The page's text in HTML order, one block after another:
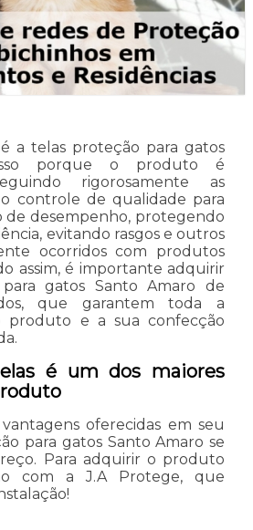
é a telas proteção para gatos
porque o produto é
rigorosamente as
controle de qualidade para
de desempenho, protegendo
evitando rasgos e outros
ocorridos com produtos
assim, é importante adquirir
gatos Santo Amaro de
que garantem toda a
produto e a sua confecção
é um dos maiores
oferecidas em seu
para gatos Santo Amaro se
Para adquirir o produto
com a J.A Protege, que